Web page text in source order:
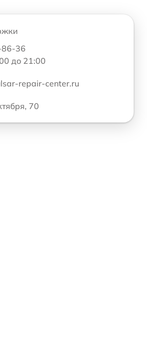
86-36
до 21:00
repair-center.ru
70